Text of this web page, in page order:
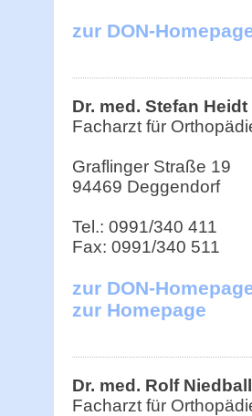
zur DON-
Dr. med. Stefan Heidt
Facharzt für
Graflinger Straße 19
94469 Deggendorf
Tel.: 0991/340 411
Fax: 0991/340 511
zur DON-
zur Homepage
Dr. med. Rolf
Facharzt für